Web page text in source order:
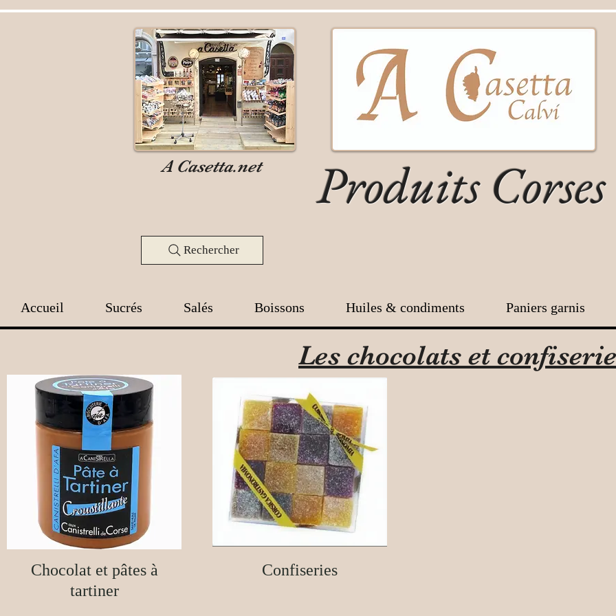
A Casetta.net Produits Corses
Rechercher
Les chocolats et
Chocolat et pâtes à
tartiner
Confiseries
Accueil Sucrés Salés Boissons Huiles & condiments Paniers garnis